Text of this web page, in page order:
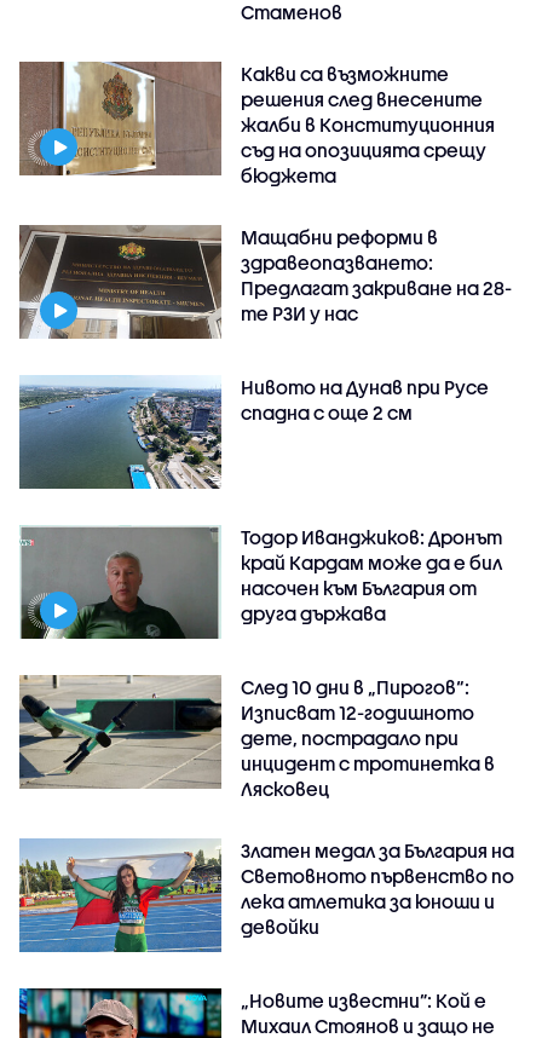
Стаменов
Какви са възможните
решения след внесените
жалби в Конституционния
съд на опозицията срещу
бюджета
Мащабни реформи в
здравеопазването:
Предлагат закриване на 28-
те РЗИ у нас
Нивото на Дунав при Русе
спадна с още 2 см
Тодор Иванджиков: Дронът
край Кардам може да е бил
насочен към България от
друга държава
След 10 дни в „Пирогов“:
Изписват 12-годишното
дете, пострадало при
инцидент с тротинетка в
Лясковец
Златен медал за България на
Световното първенство по
лека атлетика за юноши и
девойки
„Новите известни”: Кой е
Михаил Стоянов и защо не